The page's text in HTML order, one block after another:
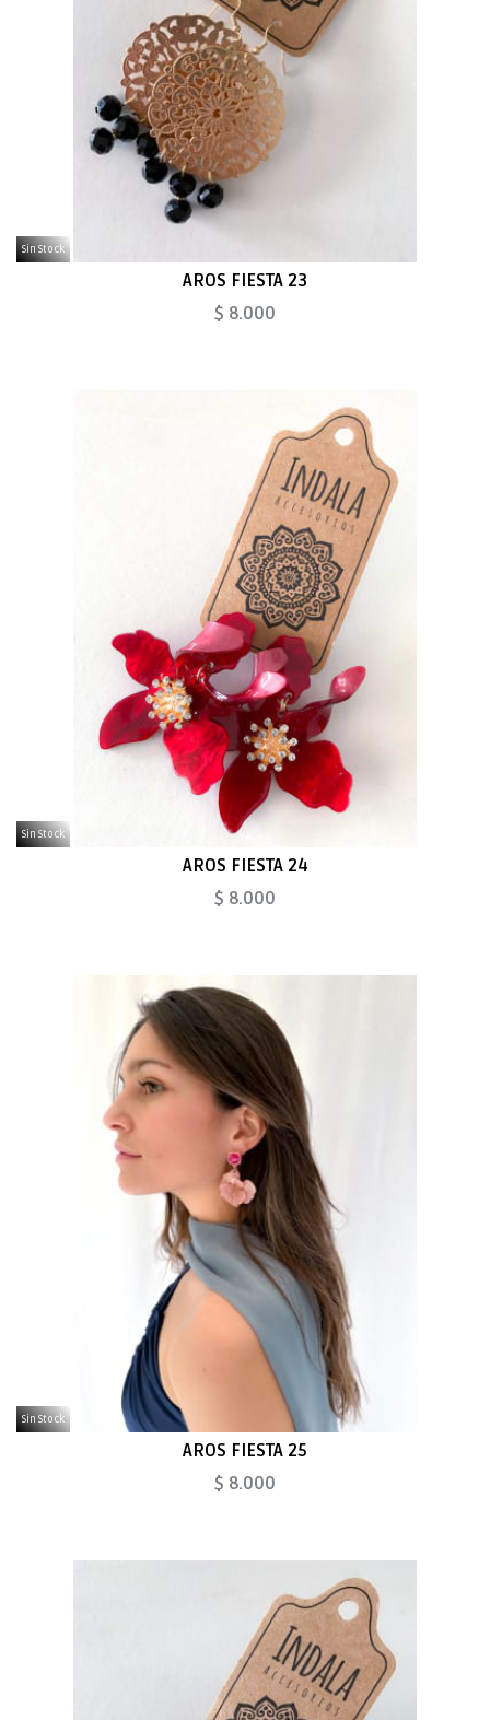
Sin Stock
AROS FIESTA 23
$ 8.000
Sin Stock
AROS FIESTA 24
$ 8.000
Sin Stock
AROS FIESTA 25
$ 8.000